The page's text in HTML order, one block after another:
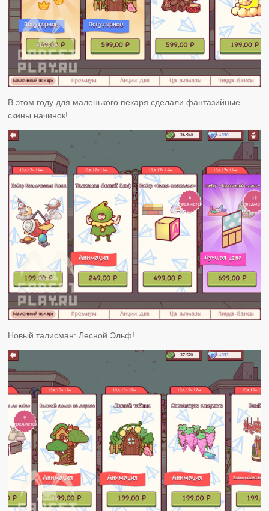
В этом году для маленького пекаря сделали фантазийные
скины начинок!
Новый талисман: Лесной Эльф!